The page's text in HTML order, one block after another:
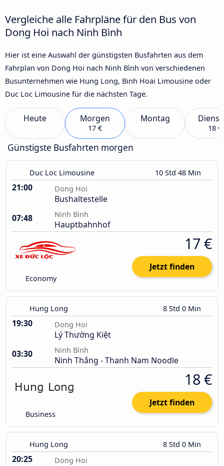
Vergleiche alle Fahrpläne für den Bus von
Dong Hoi nach Ninh Bình
Hier ist eine Auswahl der günstigsten Busfahrten aus dem
Fahrplan von Dong Hoi nach Ninh Bình von verschiedenen
Busunternehmen wie Hung Long, Binh Hoai Limousine oder
Duc Loc Limousine für die nächsten Tage.
Heute Morgen
17 €
Montag
18 €
Günstigste Busfahrten morgen
Duc Loc Limousine 10 Std 48 Min
21:00 Dong Hoi
Bushaltestelle
07:48
Ninh Bình
Hauptbahnhof
Economy
17 €
Jetzt finden
Hung Long 8 Std 0 Min
19:30 Dong Hoi
Lý Thường Kiệt
03:30
Ninh Bình
Ninh Thắng - Thanh Nam Noodle
Business
18 €
Jetzt finden
Hung Long 8 Std 0 Min
20:25 Dong Hoi